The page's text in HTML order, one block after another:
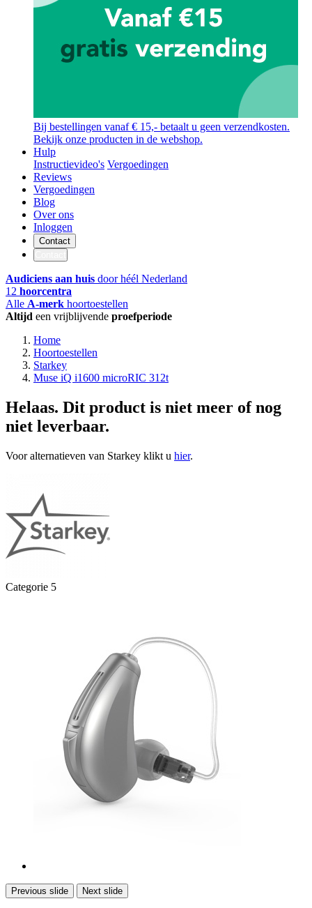
Bij bestellingen vanaf € 15,- betaalt u geen verzendkosten.
Bekijk onze producten in de webshop.
Hulp
Instructievideo's Vergoedingen
Reviews
Vergoedingen
Blog
Over ons
Inloggen
Contact
Audiciens aan huis door héél Nederland
12 hoorcentra
Alle A-merk hoortoestellen
Altijd een vrijblijvende proefperiode
Home
Hoortoestellen
Starkey
Muse iQ i1600 microRIC 312t
Helaas. Dit product is niet meer of nog
niet leverbaar.
Voor alternatieven van Starkey klikt u hier.
Categorie 5
Previous slide Next slide